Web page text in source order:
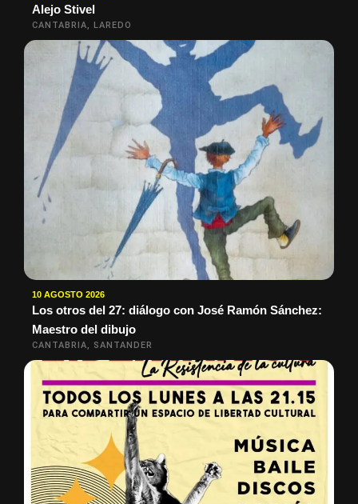
Alejo Stivel
CANTABRIA, LAREDO
10 AGOSTO 2026
Los otros del 27: diálogo con José Ramón Sánchez:
Maestro del dibujo
CANTABRIA, SANTANDER